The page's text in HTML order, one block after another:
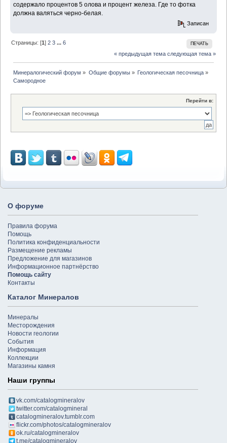
содержало процентов 5 олова и процент железа. Где то фотка
должна валяться черно-белая.
Записан
ПЕЧАТЬ
Страницы: [1]2 3 ...6
« предыдущая тема следующая тема »
Минералогический форум » Общие форумы» Геологическая песочница»
Самородное
Перейти в:
О форуме
Правила форума
Помощь
Политика конфиденциальности
Размещение рекламы
Предложение для магазинов
Информационное партнёрство
Помощь сайту
Контакты
Каталог Минералов
Минералы
Месторождения
Новости геологии
События
Информация
Коллекции
Магазины камня
Наши группы
vk.com/catalogmineralov
twitter.com/catalogmineral
catalogmineralov.tumblr.com
flickr.com/photos/catalogmineralov
ok.ru/catalogmineralov
t.me/catalogmineralov